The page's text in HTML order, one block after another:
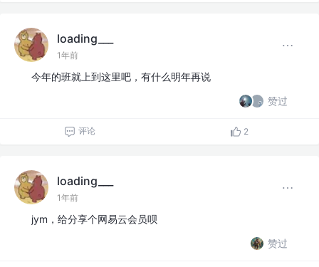
loading___
1年前
今年的班就上到这里吧，有什么明年再说
赞过
评论 2
loading___
1年前
jym，给分享个网易云会员呗
赞过